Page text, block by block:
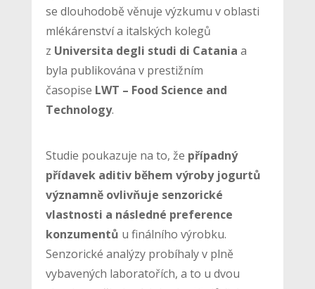
se dlouhodobě věnuje výzkumu v oblasti
mlékárenství a italských kolegů
z Universita degli studi di Catania a
byla publikována v prestižním
časopise LWT – Food Science and
Technology.
Studie poukazuje na to, že případný
přídavek aditiv během výroby jogurtů
významně ovlivňuje senzorické
vlastnosti a následné preference
konzumentů u finálního výrobku.
Senzorické analýzy probíhaly v plně
vybavených laboratořích, a to u dvou